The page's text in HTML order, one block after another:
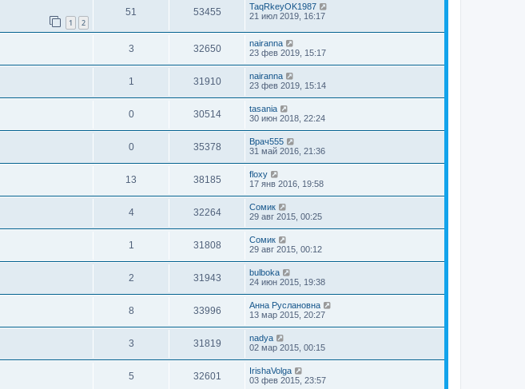
1 2
51 53455
TaqRkeyOK1987
21 июл 2019, 16:17
3 32650
nairanna
23 фев 2019, 15:17
1 31910
nairanna
23 фев 2019, 15:14
0 30514
tasania
30 июн 2018, 22:24
0 35378
Врач555
31 май 2016, 21:36
13 38185
floxy
17 янв 2016, 19:58
4 32264
Сомик
29 авг 2015, 00:25
1 31808
Сомик
29 авг 2015, 00:12
2 31943
bulboka
24 июн 2015, 19:38
8 33996
Анна Руслановна
13 мар 2015, 20:27
3 31819
nadya
02 мар 2015, 00:15
5 32601
IrishaVolga
03 фев 2015, 23:57